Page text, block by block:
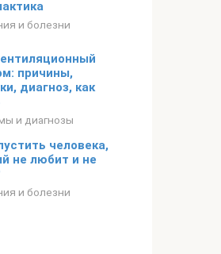
и болезни
причины,
диагноз, как
и диагнозы
человека,
не любит и не
и болезни